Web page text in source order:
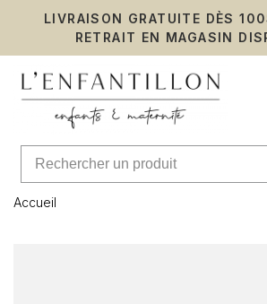
LIVRAISON GRATUITE DÈS
RETRAIT EN MAGASIN
Accueil